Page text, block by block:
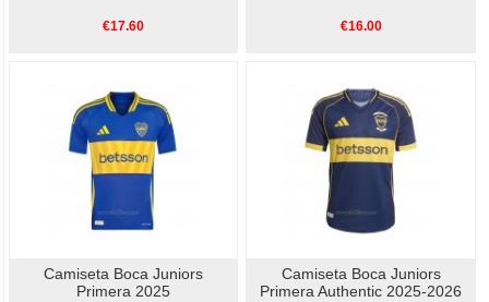
€17.60 €16.00
Camiseta Boca Juniors
Primera 2025
Camiseta Boca Juniors
Primera Authentic 2025-2026